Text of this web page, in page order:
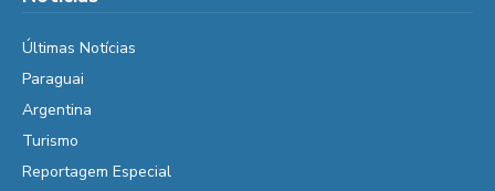
Últimas Notícias
Paraguai
Argentina
Turismo
Reportagem Especial